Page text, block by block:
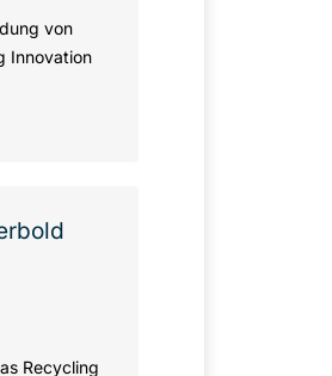
von
Innovation
Recycling